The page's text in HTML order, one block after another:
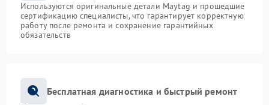
Используются оригинальные детали Maytag и прошедшие
сертификацию специалисты, что гарантирует корректную
работу после ремонта и сохранение гарантийных
обязательств
Бесплатная диагностика и быстрый ремонт